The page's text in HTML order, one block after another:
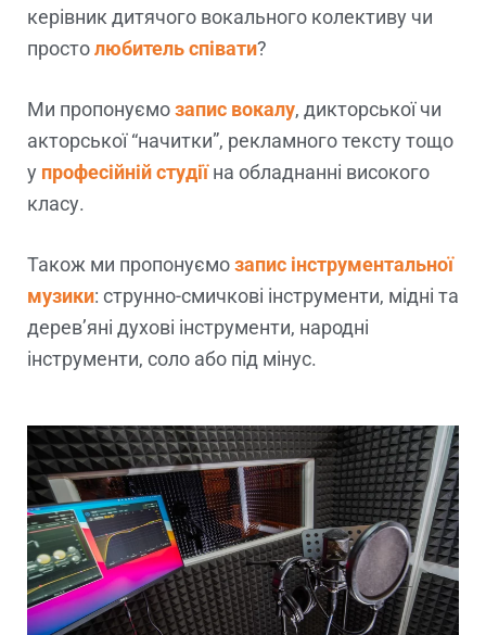
керівник дитячого вокального колективу чи
простолюбитель співати?
Ми пропонуємозапис вокалу, дикторської чи
акторської “начитки”, рекламного тексту тощо
у професійній студіїна обладнанні високого
класу.
Також ми пропонуємозапис інструментальної
музики: струнно-смичкові інструменти, мідні та
дерев’яні духові інструменти, народні
інструменти, соло або під мінус.